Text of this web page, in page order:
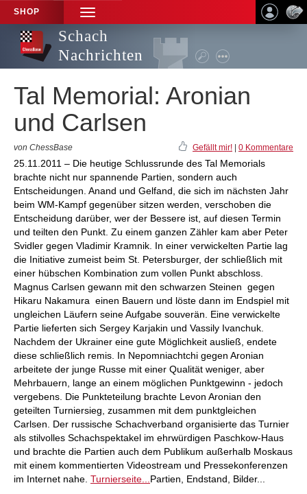
SHOP
TOGGLE
NAVIGATION
Schach
Nachrichten
Tal Memorial: Aronian
und Carlsen
von ChessBase Gefällt mir! 0 Kommentare
25.11.2011 – Die heutige Schlussrunde des Tal Memorials
brachte nicht nur spannende Partien, sondern auch
Entscheidungen. Anand und Gelfand, die sich im nächsten Jahr
beim WM-Kampf gegenüber sitzen werden, verschoben die
Entscheidung darüber, wer der Bessere ist, auf diesen Termin
und teilten den Punkt. Zu einem ganzen Zähler kam aber Peter
Svidler gegen Vladimir Kramnik. In einer verwickelten Partie lag
die Initiative zumeist beim St. Petersburger, der schließlich mit
einer hübschen Kombination zum vollen Punkt abschloss.
Magnus Carlsen gewann mit den schwarzen Steinen gegen
Hikaru Nakamura einen Bauern und löste dann im Endspiel mit
ungleichen Läufern seine Aufgabe souverän. Eine verwickelte
Partie lieferten sich Sergey Karjakin und Vassily Ivanchuk.
Nachdem der Ukrainer eine gute Möglichkeit ausließ, endete
diese schließlich remis. In Nepomniachtchi gegen Aronian
arbeitete der junge Russe mit einer Qualität weniger, aber
Mehrbauern, lange an einem möglichen Punktgewinn - jedoch
vergebens. Die Punkteteilung brachte Levon Aronian den
geteilten Turniersieg, zusammen mit dem punktgleichen
Carlsen. Der russische Schachverband organisierte das Turnier
als stilvolles Schachspektakel im ehrwürdigen Paschkow-Haus
und brachte die Partien auch dem Publikum außerhalb Moskaus
mit einem kommentierten Videostream und Pressekonferenzen
im Internet nahe. Turnierseite... Partien, Endstand, Bilder...